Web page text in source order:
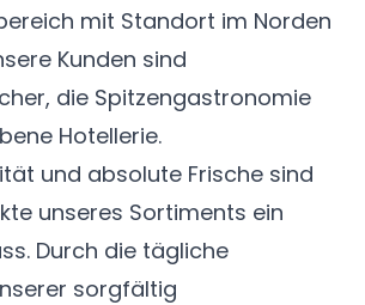
mit Standort im Norden
Kunden sind
die Spitzengastronomie
Hotellerie.
und absolute Frische sind
unseres Sortiments ein
Durch die tägliche
sorgfältig